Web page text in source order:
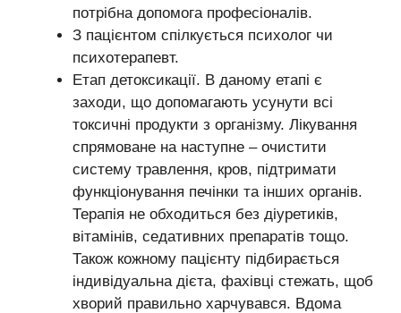
потрібна допомога професіоналів.
З пацієнтом спілкується психолог чи
психотерапевт.
Етап детоксикації. В даному етапі є
заходи, що допомагають усунути всі
токсичні продукти з організму. Лікування
спрямоване на наступне – очистити
систему травлення, кров, підтримати
функціонування печінки та інших органів.
Терапія не обходиться без діуретиків,
вітамінів, седативних препаратів тощо.
Також кожному пацієнту підбирається
індивідуальна дієта, фахівці стежать, щоб
хворий правильно харчувався. Вдома